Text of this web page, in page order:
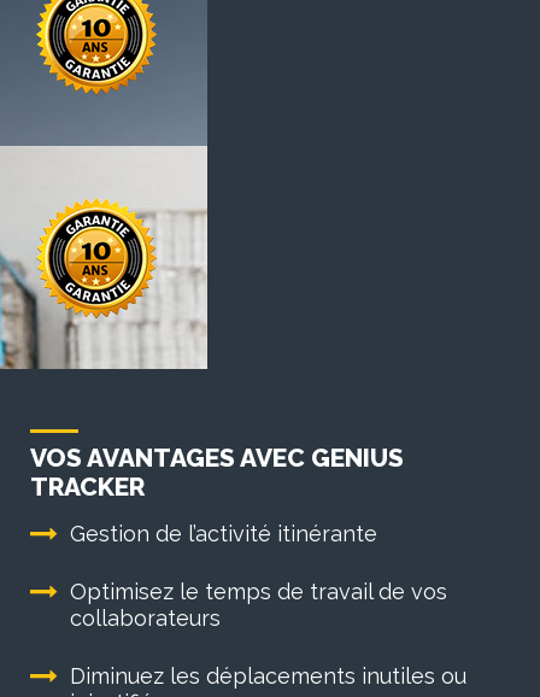
VOS AVANTAGES AVEC GENIUS
TRACKER
Gestion de l’activité itinérante
Optimisez le temps de travail de vos
collaborateurs
Diminuez les déplacements inutiles ou